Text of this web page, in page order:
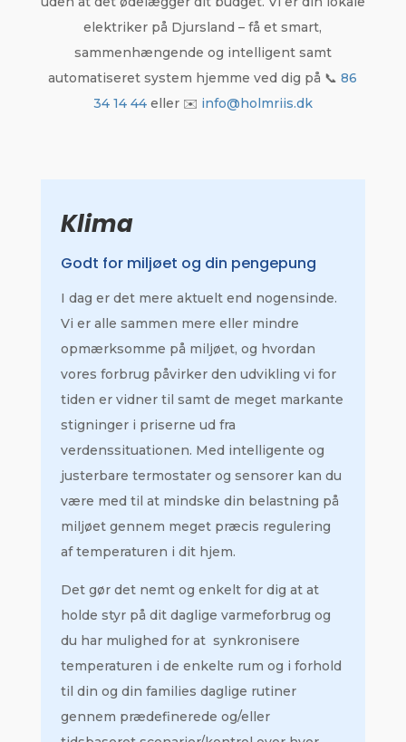
elektriker på Djursland – få et smart,
sammenhængende og intelligent samt
automatiseret system hjemme ved dig på 📞86
34 14 44eller ✉️ info@holmriis.dk
Klima
Godt for miljøet og din pengepung
I dag er det mere aktuelt end nogensinde.
Vi er alle sammen mere eller mindre
opmærksomme på miljøet, og hvordan
vores forbrug påvirker den udvikling vi for
tiden er vidner til samt de meget markante
stigninger i priserne ud fra
verdenssituationen. Med intelligente og
justerbare termostater og sensorer kan du
være med til at mindske din belastning på
miljøet gennem meget præcis regulering
af temperaturen i dit hjem.
Det gør det nemt og enkelt for dig at at
holde styr på dit daglige varmeforbrug og
du har mulighed for at synkronisere
temperaturen i de enkelte rum og i forhold
til din og din families daglige rutiner
gennem prædefinerede og/eller